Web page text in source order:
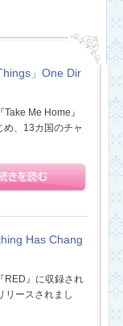
」One Dir
Me Home』
、13カ国のチャ
Has Chang
RED』に収録され
リースされまし